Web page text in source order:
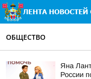
ОБЩЕСТВО
Яна
России